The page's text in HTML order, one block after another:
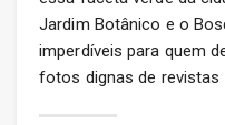
Jardim Botânico e o
imperdíveis para quem
fotos dignas de revistas